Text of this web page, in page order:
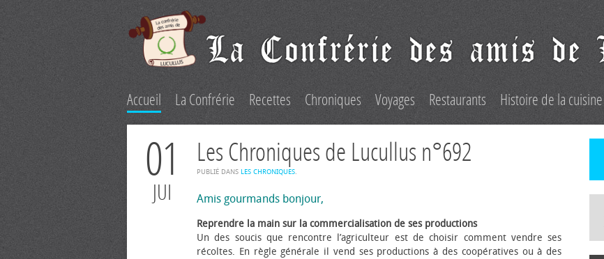
Accueil La Confrérie Recettes Chroniques Voyages Restaurants Histoire de la cuisine
01
JUI
Les Chroniques de Lucullus n°692
PUBLIÉ DANS LES CHRONIQUES.
Amis gourmands bonjour,
Reprendre la main sur la commercialisation de ses productions
Un des soucis que rencontre l’agriculteur est de choisir comment vendre ses
récoltes. En règle générale il vend ses productions à des coopératives ou à des